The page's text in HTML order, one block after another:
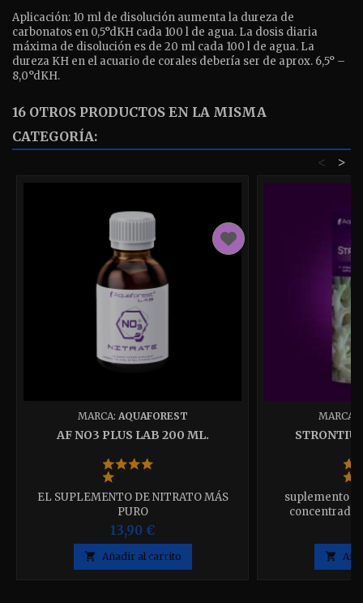
Aplicación: 10 ml de disolución aumenta la dureza de
carbonatos en 0,5°dKH cada 100 l de agua. La dosis diaria
máxima de disolución es de 20 ml cada 100 l de agua. La
dureza KH en el acuario de corales debería ser de aprox. 6,5° –
8,0°dKH.
16 OTROS PRODUCTOS EN LA MISMA
CATEGORÍA:
>
<
MARCA: AQUAFOREST
AF NO3 PLUS LAB 200 ML.
EL SUPLEMENTO DE NITRATO MÁS
PURO
13,90 €
 Añadir al carrito
MARCA:
suplemento
